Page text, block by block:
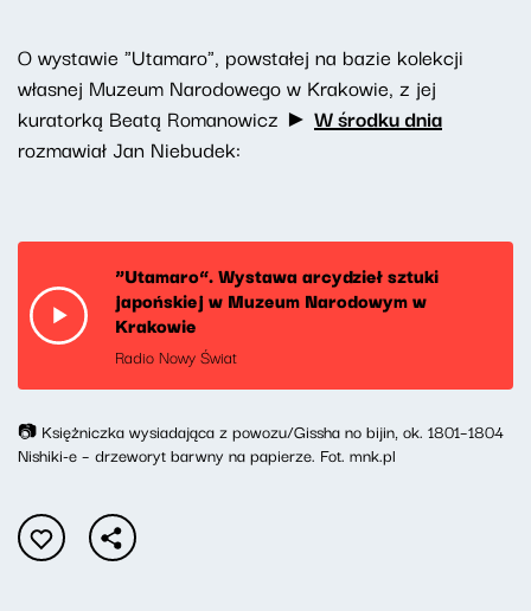
O wystawie "Utamaro", powstałej na bazie kolekcji
własnej Muzeum Narodowego w Krakowie, z jej
kuratorką Beatą Romanowicz ► W środku dnia
rozmawiał Jan Niebudek:
“Utamaro”. Wystawa arcydzieł sztuki
japońskiej w Muzeum Narodowym w
Krakowie
Radio Nowy Świat
📷 Księżniczka wysiadająca z powozu/Gissha no bijin, ok. 1801–1804
Nishiki-e – drzeworyt barwny na papierze. Fot. mnk.pl